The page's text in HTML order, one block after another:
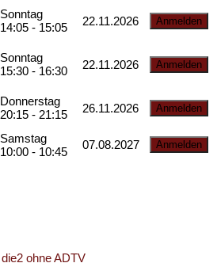
Sonntag
14:05 - 15:05
22.11.2026
Sonntag
15:30 - 16:30
22.11.2026
Donnerstag
20:15 - 21:15
26.11.2026
Samstag
10:00 - 10:45
07.08.2027